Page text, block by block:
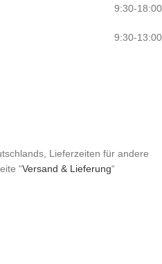
9:30-18:00
9:30-13:00
Lieferzeiten für andere
“Versand & Lieferung“